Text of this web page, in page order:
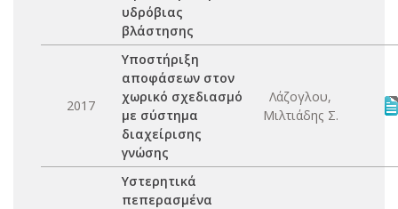
υδρόβιας
βλάστησης
2017
Υποστήριξη
αποφάσεων στον
χωρικό σχεδιασμό
με σύστημα
διαχείρισης
γνώσης
Λάζογλου,
Μιλτιάδης Σ.
Υστερητικά
πεπερασμένα